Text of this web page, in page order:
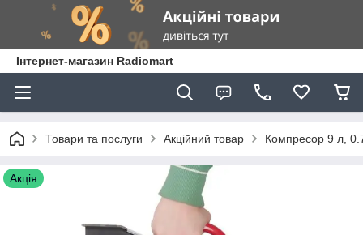
Інтернет-магазин Radiomart
Товари та послуги Акційний товар Компресор 9 л,
Акція